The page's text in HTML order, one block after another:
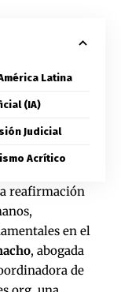
Latina
(IA)
Judicial
Acrítico
reafirmación
en el
, abogada
de